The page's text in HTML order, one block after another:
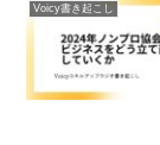
Voicy書き起こし